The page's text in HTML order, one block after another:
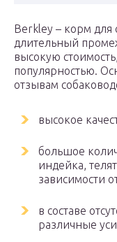
Berkley – корм для
длительный
высокую
популярностью.
отзывам
высокое
большое
индейка,
зависимости
в составе
различные